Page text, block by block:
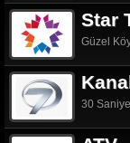
Star
Güzel
30 Saniye